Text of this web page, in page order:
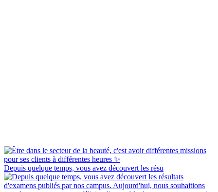
Depuis quelque temps, vous avez découvert les résu